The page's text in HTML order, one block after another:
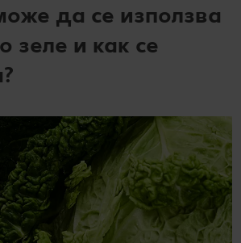
да се използва
зеле и как се